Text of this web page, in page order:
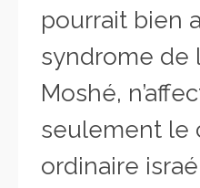
pourrait bien
syndrome de
Moshé,
seulement le
ordinaire